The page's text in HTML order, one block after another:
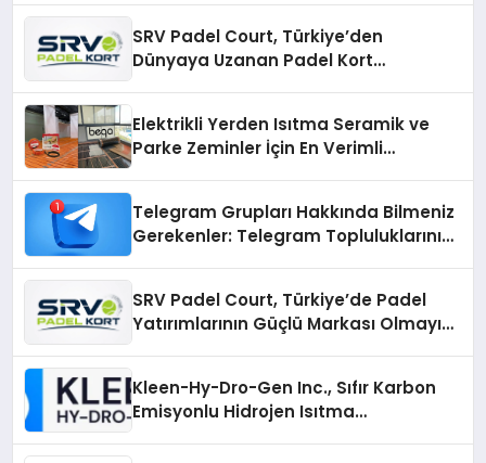
SRV Padel Court, Türkiye’den
Dünyaya Uzanan Padel Kort
Elektrikli Yerden Isıtma Seramik ve
Parke Zeminler İçin En Verimli
Telegram Grupları Hakkında Bilmeniz
Gerekenler: Telegram Topluluklarını
SRV Padel Court, Türkiye’de Padel
Yatırımlarının Güçlü Markası Olmayı
Kleen-Hy-Dro-Gen Inc., Sıfır Karbon
Emisyonlu Hidrojen Isıtma